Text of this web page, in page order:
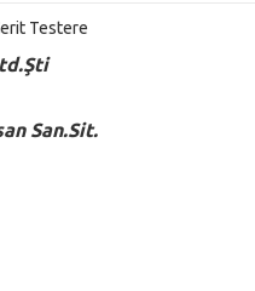
Testere
San.Sit.